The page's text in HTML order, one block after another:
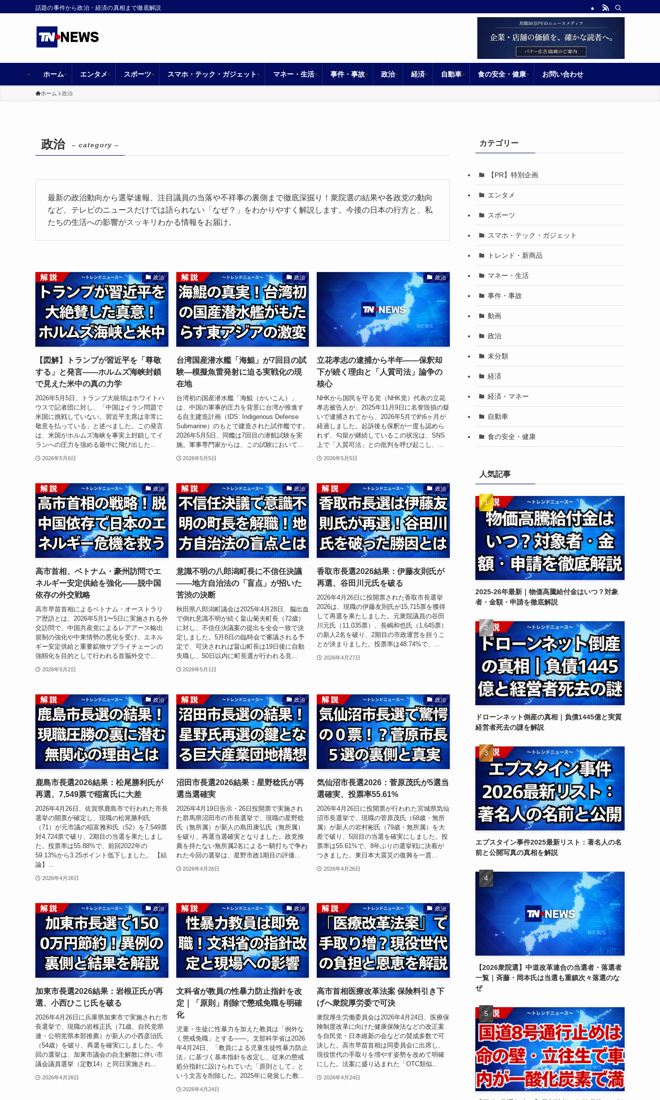
話題の事件から政治・経済の真相まで徹底解説
ホーム エンタメ スポーツ スマホ・テック・ガジェット マネー・生活 事件・事故 政治 経済 自動車 食の安全・健康 お問い合わせ
ホーム 政治
政治 – category –
最新の政治動向から選挙速報、注目議員の当落や不祥事の裏側まで徹底深掘り！衆院選の結果や各政党の動向
など、テレビのニュースだけでは語られない「なぜ？」をわかりやすく解説します。今後の日本の行方と、私
たちの生活への影響がスッキリわかる情報をお届け。
政治
【図解】トランプが習近平を「尊敬
する」と発言——ホルムズ海峡封鎖
で見えた米中の真の力学
2026年5月5日、トランプ大統領はホワイトハ
ウスで記者団に対し、「中国はイラン問題で
米国に挑戦していない。習近平主席は非常に
敬意を払っている」と述べました。この発言
は、米国がホルムズ海峡を事実上封鎖してイ
ランへの圧力を強める最中に飛び出した...
2026年5月6日
政治
台湾国産潜水艦「海鯤」が7回目の試
験—模擬魚雷発射に迫る実戦化の現
在地
台湾初の国産潜水艦「海鯤（かいこん）」
は、中国の軍事的圧力を背景に台湾が推進す
る自主建造計画（IDS: Indigenous Defense
Submarine）のもとで建造された試作艦です。
2026年5月5日、同艦は7回目の潜航試験を実
施。軍事専門家からは、この試験において...
2026年5月5日
政治
立花孝志の逮捕から半年——保釈却
下が続く理由と「人質司法」論争の
核心
NHKから国民を守る党（NHK党）代表の立花
孝志被告人が、2025年11月9日に名誉毀損の疑
いで逮捕されてから、2026年5月で約6ヶ月が
経過しました。起訴後も保釈が一度も認めら
れず、勾留が継続しているこの状況は、SNS
上で「人質司法」との批判を呼び起こし、...
2026年5月5日
政治
高市首相、ベトナム・豪州訪問でエ
ネルギー安定供給を強化——脱中国
依存の外交戦略
高市早苗首相によるベトナム・オーストラリ
ア歴訪とは、2026年5月1〜5日に実施される外
交訪問で、中国共産党によるレアアース輸出
規制の強化や中東情勢の悪化を受け、エネル
ギー安定供給と重要鉱物サプライチェーンの
強靱化を目的として行われる首脳外交で...
2026年5月2日
政治
意識不明の八郎潟町長に不信任決議
——地方自治法の「盲点」が招いた
苦渋の決断
秋田県八郎潟町議会は2025年4月28日、脳出血
で倒れ意識不明が続く畠山菊夫町長（72歳）
に対し、不信任決議案の提出を全会一致で決
定しました。5月8日の臨時会で審議される予
定で、可決されれば畠山町長は19日後に自動
失職し、50日以内に町長選が行われる見...
2026年5月1日
政治
香取市長選2026結果：伊藤友則氏が
再選、谷田川元氏を破る
2026年4月26日に投開票された香取市長選挙
2026は、現職の伊藤友則氏が15,715票を獲得
して再選を果たしました。元衆院議員の谷田
川元氏（11,035票）、長嶋和也氏（1,645票）
の新人2名を破り、2期目の市政運営を担うこ
とが決まりました。投票率は48.74%で、...
2026年4月27日
政治
鹿島市長選2026結果：松尾勝利氏が
再選、7,549票で稲富氏に大差
2026年4月26日、佐賀県鹿島市で行われた市長
選挙の開票が確定し、現職の松尾勝利氏
（71）が元市議の稲富雅和氏（52）を7,549票
対4,724票で破り、2期目の当選を果たしまし
た。投票率は55.88%で、前回2022年の
59.13%から3.25ポイント低下しました。 【結
論】...
2026年4月26日
政治
沼田市長選2026結果：星野稔氏が再
選当選確実
2026年4月19日告示・26日投開票で実施され
た群馬県沼田市の市長選挙で、現職の星野稔
氏（無所属）が新人の島田康弘氏（無所属）
を破り、再選当選確実となりました。政党推
薦を持たない無所属2名による一騎打ちで争わ
れた今回の選挙は、星野市政1期目の評価...
2026年4月26日
政治
気仙沼市長選2026：菅原茂氏が5選当
選確実、投票率55.61%
2026年4月26日に投開票が行われた宮城県気仙
沼市長選挙で、現職の菅原茂氏（68歳・無所
属）が新人の岩村彬氏（79歳・無所属）を大
差で破り、5回目の当選を確実にしました。投
票率は55.61%で、8年ぶりの選挙戦に決着が
つきました。東日本大震災の復興を一貫...
2026年4月26日
政治
加東市長選2026結果：岩根正氏が再
選、小西ひこじ氏を破る
2026年4月26日に兵庫県加東市で実施された市
長選挙で、現職の岩根正氏（71歳、自民党県
連・公明党県本部推薦）が新人の小西彦治氏
（54歳）を破り、再選を確実にしました。今
回の選挙は、加東市議会の自主解散に伴い市
議会議員選挙（定数14）と同日実施され...
2026年4月26日
政治
文科省が教員の性暴力防止指針を改
定｜「原則」削除で懲戒免職を明確
化
児童・生徒に性暴力を加えた教員は「例外な
く懲戒免職」とする――。文部科学省は2026
年4月24日、「教員による児童生徒性暴力防止
法」に基づく基本指針を改定し、従来の懲戒
処分指針に設けられていた「原則として」と
いう文言を削除した。2025年に発覚した教...
2026年4月24日
政治
高市首相医療改革法案 保険料引き下
げへ衆院厚労委で可決
衆院厚生労働委員会は2026年4月24日、医療保
険制度改革に向けた健康保険法などの改正案
を自民党・日本維新の会などの賛成多数で可
決した。高市早苗首相は同委員会に出席し、
現役世代の手取りを増やす姿勢を改めて明確
にした。法案に盛り込まれた「OTC類似...
2026年4月24日
カテゴリー
【PR】特別企画
エンタメ
スポーツ
スマホ・テック・ガジェット
トレンド・新商品
マネー・生活
事件・事故
動画
政治
未分類
経済
経済・マネー
自動車
食の安全・健康
人気記事
2025-26年最新｜物価高騰給付金はいつ？対象
者・金額・申請を徹底解説
ドローンネット倒産の真相｜負債1445億と実質
経営者死去の謎を解説
エプスタイン事件2025最新リスト：著名人の名
前と公開写真の真相を解説
【2026衆院選】中道改革連合の当選者・落選者
一覧｜斉藤・岡本氏は当選も重鎮次々落選のな
ぜ